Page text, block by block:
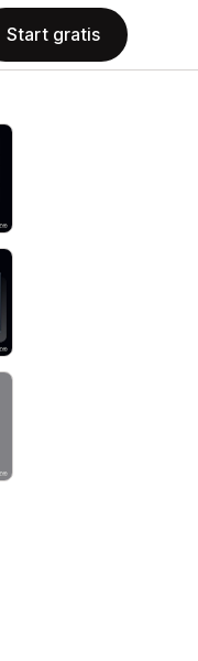
Start gratis